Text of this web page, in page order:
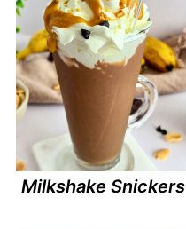
Milkshake Snickers